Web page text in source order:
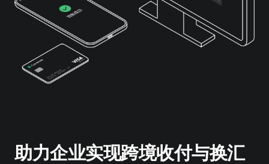
助力企业实现跨境收付与换汇